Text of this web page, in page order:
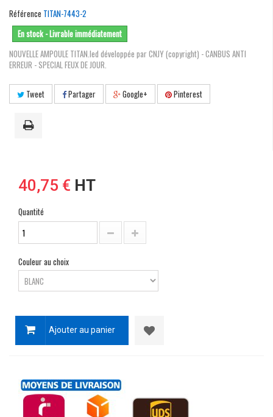
Référence TITAN-7443-2
En stock - Livrable immédiatement
NOUVELLE AMPOULE TITAN.led développée par CNJY (copyright) - CANBUS ANTI
ERREUR - SPECIAL FEUX DE JOUR.
Tweet Partager Google+ Pinterest
40,75 € HT
Quantité
Couleur au choix
Ajouter au panier